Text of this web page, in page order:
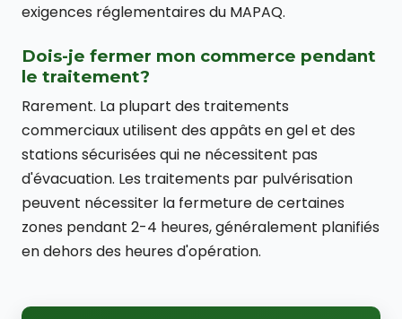
exigences réglementaires du MAPAQ.
Dois-je fermer mon commerce pendant
le traitement?
Rarement. La plupart des traitements
commerciaux utilisent des appâts en gel et des
stations sécurisées qui ne nécessitent pas
d'évacuation. Les traitements par pulvérisation
peuvent nécessiter la fermeture de certaines
zones pendant 2-4 heures, généralement planifiés
en dehors des heures d'opération.